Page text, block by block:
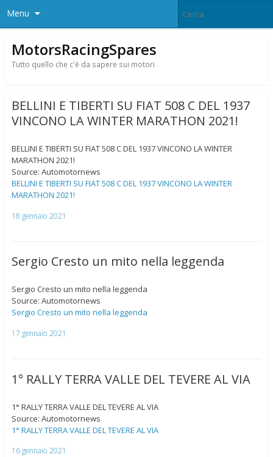
Menu
MotorsRacingSpares
Tutto quello che c'è da sapere sui motori
BELLINI E TIBERTI SU FIAT 508 C DEL 1937
VINCONO LA WINTER MARATHON 2021!
BELLINI E TIBERTI SU FIAT 508 C DEL 1937 VINCONO LA WINTER
MARATHON 2021!
Source: Automotornews
BELLINI E TIBERTI SU FIAT 508 C DEL 1937 VINCONO LA WINTER
MARATHON 2021!
18 gennaio 2021
Sergio Cresto un mito nella leggenda
Sergio Cresto un mito nella leggenda
Source: Automotornews
Sergio Cresto un mito nella leggenda
17 gennaio 2021
1° RALLY TERRA VALLE DEL TEVERE AL VIA
1° RALLY TERRA VALLE DEL TEVERE AL VIA
Source: Automotornews
1° RALLY TERRA VALLE DEL TEVERE AL VIA
16 gennaio 2021